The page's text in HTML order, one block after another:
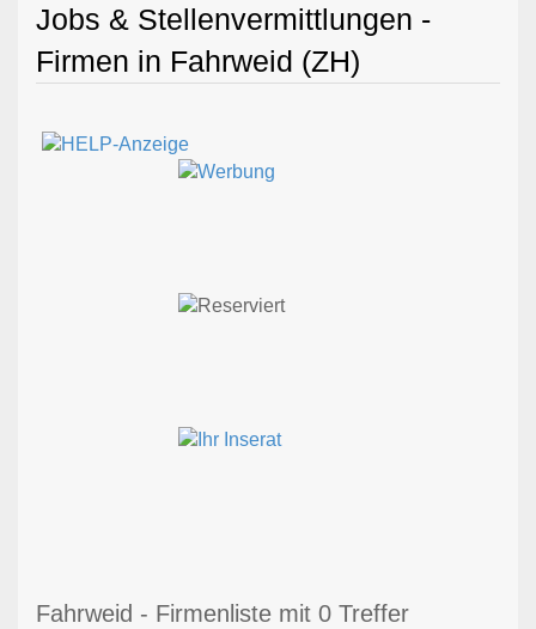
Jobs & Stellenvermittlungen -
Firmen in Fahrweid (ZH)
Fahrweid - Firmenliste mit 0 Treffer